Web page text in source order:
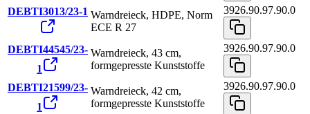
DEBTI3013/23-1 Warndreieck, HDPE, Norm
ECE R 27
3926.90.97.90.0
DEBTI44545/23-
1
Warndreieck, 43 cm,
formgepresste Kunststoffe
3926.90.97.90.0
DEBTI21599/23-
1
Warndreieck, 42 cm,
formgepresste Kunststoffe
3926.90.97.90.0